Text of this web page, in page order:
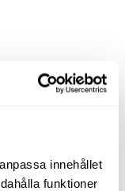
innehållet
funktioner